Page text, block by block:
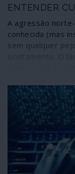
ENTENDER
A agressão
conhecida (mas
sem qualquer
eventos últimos.
de acesso
Research
pesquisa ligada
coloca como
seja, o
estabelecendo
propósito.